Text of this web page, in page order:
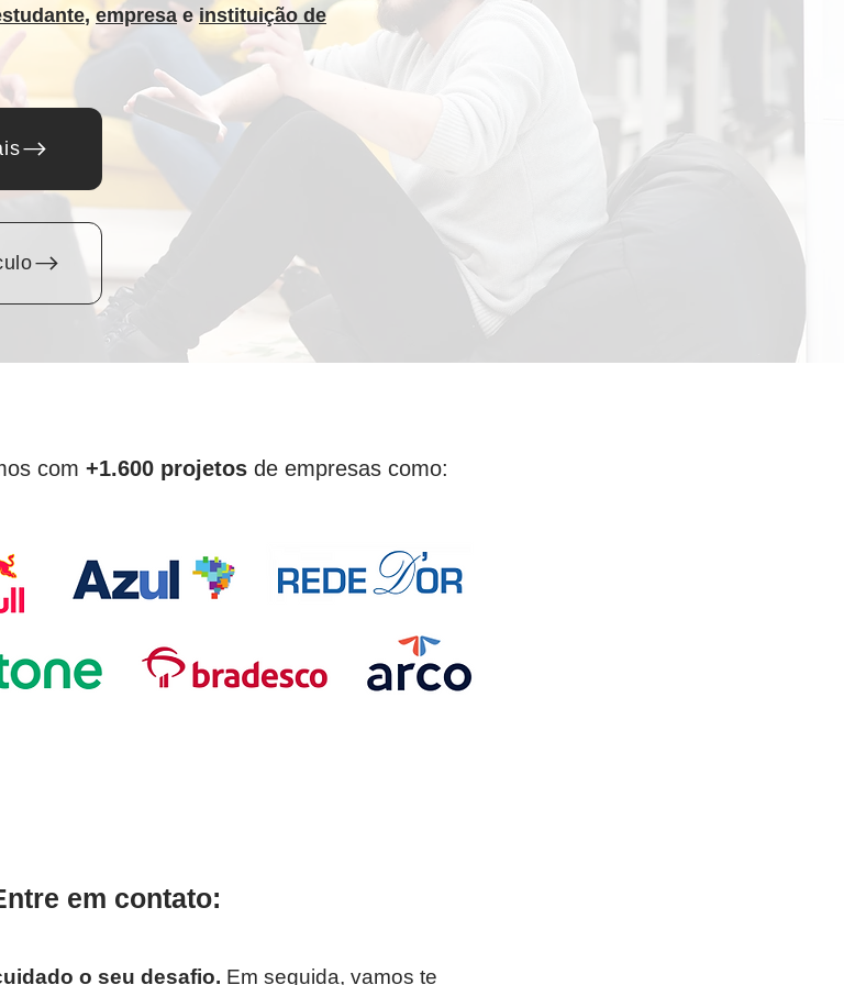
, empresa einstituição de
com +1.600 projetos de empresas como:
em contato:
o seu desafio. Em seguida, vamos te